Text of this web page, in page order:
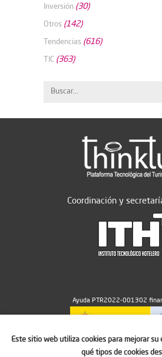
Inversión (30)
Otros (142)
Tendencias (616)
TIC (363)
Coordinación y
Ayuda PTR2022-001302
MICIU/AEI/10.13039/
Este sitio web utiliza cookies para mejorar su
qué tipos de cookies